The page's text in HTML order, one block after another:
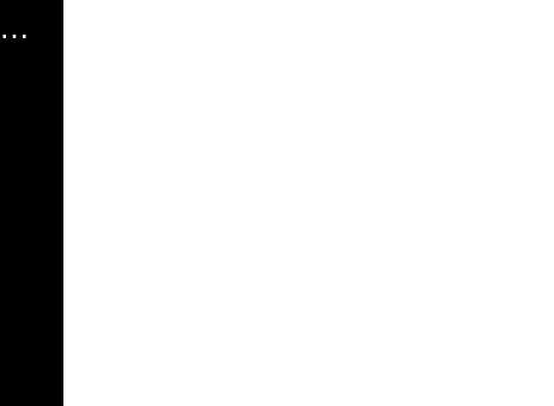
El mal momento de Yanina Gasañol con un hincha argentino en "Subrayado"